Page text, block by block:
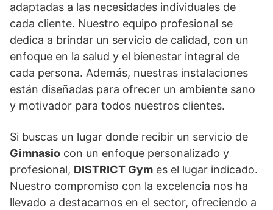
adaptadas a las necesidades individuales de
cada cliente. Nuestro equipo profesional se
dedica a brindar un servicio de calidad, con un
enfoque en la salud y el bienestar integral de
cada persona. Además, nuestras instalaciones
están diseñadas para ofrecer un ambiente sano
y motivador para todos nuestros clientes.
Si buscas un lugar donde recibir un servicio de
Gimnasio con un enfoque personalizado y
profesional, DISTRICT Gym es el lugar indicado.
Nuestro compromiso con la excelencia nos ha
llevado a destacarnos en el sector, ofreciendo a